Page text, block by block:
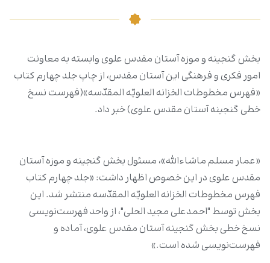
بخش گنجینه و موزه آستان مقدس علوی وابسته به معاونت
امور فکری و فرهنگی این آستان مقدس، از چاپ جلد چهارم کتاب
«فهرس مخطوطات الخزانه العلویّه المقدّسه»(فهرست نسخ
خطی گنجینه آستان مقدس علوی) خبر داد.
«عمار مسلم ماشاءالله»، مسئول بخش گنجینه و موزه آستان
مقدس علوی در این خصوص اظهار داشت: «جلد چهارم کتاب
فهرس مخطوطات الخزانه العلویّه المقدّسه منتشر شد. این
بخش توسط "احمدعلی مجید الحلی"، از واحد فهرست‌نویسی
نسخ خطی بخش گنجینه آستان مقدس علوی، آماده و
فهرست‌نویسی شده است.»